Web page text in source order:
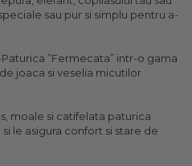
sau pur si simplu pentru a-
Paturica ”Fermecata” intr-o gama
joaca si veselia micutilor
moale si catifelata paturica
le asigura confort si stare de